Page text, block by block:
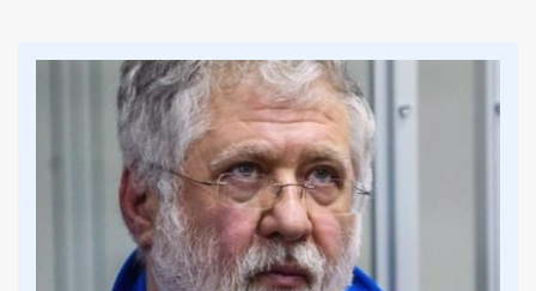
питання» щодо виключення відомостей про
чоловіка з реєстру та скасування всіх обмежень
без фактичної сплати боргу. Задля цього вона
пообіцяла вплинути на свого колегу — іншого
державного виконавця, у якого перебувала ця
справа. Свою послугу посадовиця оцінила у 3000
доларів США.
Передача документів і затримання